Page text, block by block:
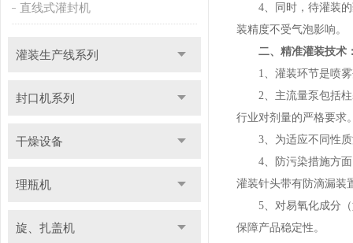
直线式灌封机
灌装生产线系列
封口机系列
干燥设备
理瓶机
旋、扎盖机
4、同时，待灌装的
装精度不受气泡影响。
二、精准灌装技术
1、灌装环节是喷雾
2、主流量泵包括柱
行业对剂量的严格要求
3、为适应不同性质
4、防污染措施方面
灌装针头带有防滴漏装
5、对易氧化成分（
保障产品稳定性。